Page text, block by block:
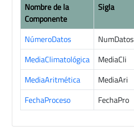
Nombre de la
Componente
Sigla
NúmeroDatos NumDatos
MediaClimatológica
MediaCli
MediaAritmética
MediaAri
FechaProceso
FechaPro